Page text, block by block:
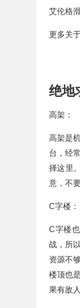
艾伦格
更多关
绝地
高架：
高架是
台，经
择这里
意，不
C字楼：
C字楼
战，所
资源不
楼顶也
果有敌